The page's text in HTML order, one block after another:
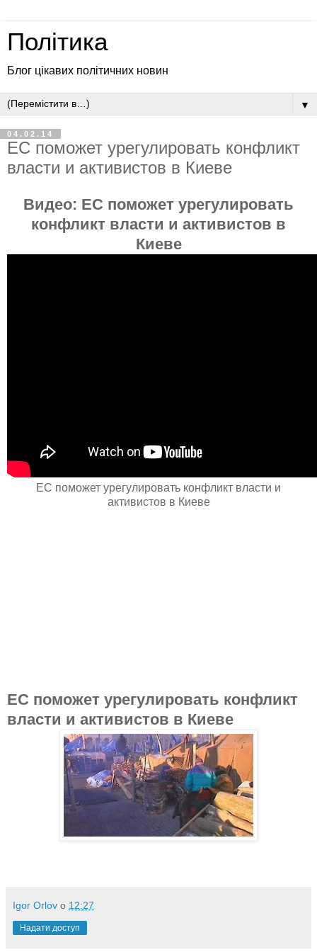
Політика
Блог цікавих політичних новин
▼
04.02.14
ЕС поможет урегулировать конфликт
власти и активистов в Киеве
Видео: ЕС поможет урегулировать
конфликт власти и активистов в
Киеве
ЕС поможет урегулировать конфликт власти и
активистов в Киеве
ЕС поможет урегулировать конфликт
власти и активистов в Киеве
Igor Orlov о 12:27
Надати доступ